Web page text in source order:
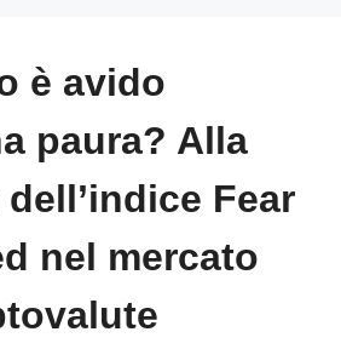
è avido
paura? Alla
Fear
nel mercato